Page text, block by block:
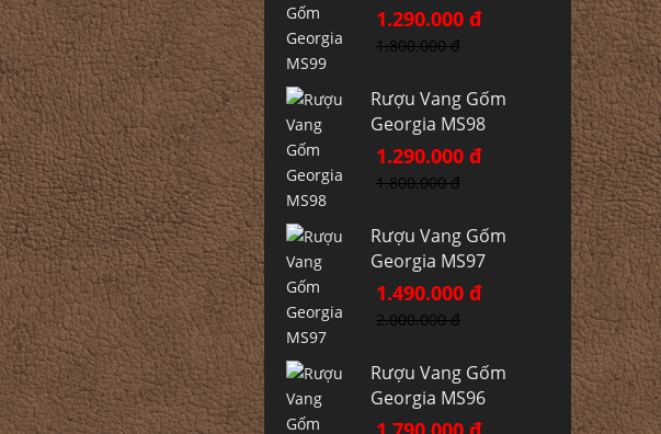
1.290.000 đ
1.800.000 đ
Rượu Vang Gốm
Georgia MS98
1.290.000 đ
1.800.000 đ
Rượu Vang Gốm
Georgia MS97
1.490.000 đ
2.000.000 đ
Rượu Vang Gốm
Georgia MS96